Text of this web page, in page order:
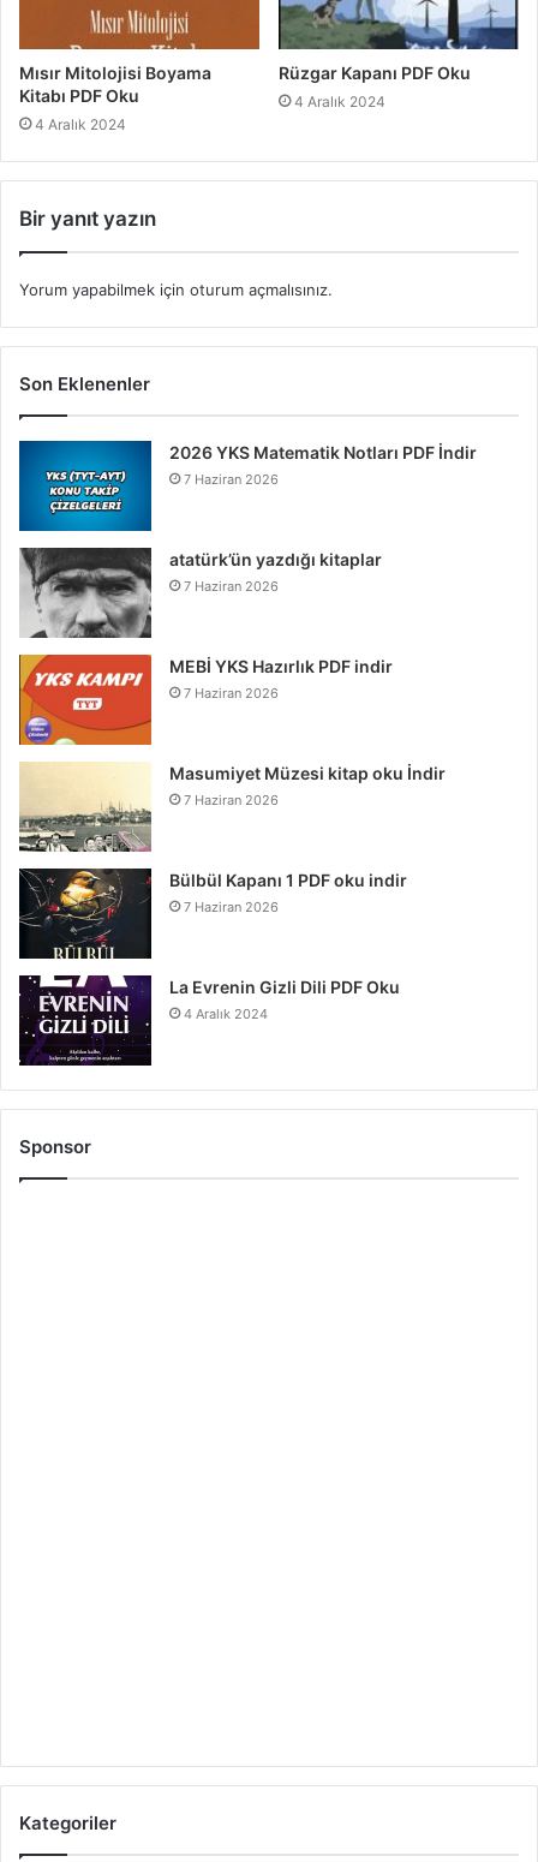
Mısır Mitolojisi Boyama
Kitabı PDF Oku
4 Aralık 2024
Rüzgar Kapanı PDF Oku
4 Aralık 2024
Bir yanıt yazın
Yorum yapabilmek için oturum açmalısınız.
Son Eklenenler
2026 YKS Matematik Notları PDF İndir
7 Haziran 2026
atatürk’ün yazdığı kitaplar
7 Haziran 2026
MEBİ YKS Hazırlık PDF indir
7 Haziran 2026
Masumiyet Müzesi kitap oku İndir
7 Haziran 2026
Bülbül Kapanı 1 PDF oku indir
7 Haziran 2026
La Evrenin Gizli Dili PDF Oku
4 Aralık 2024
Sponsor
Kategoriler